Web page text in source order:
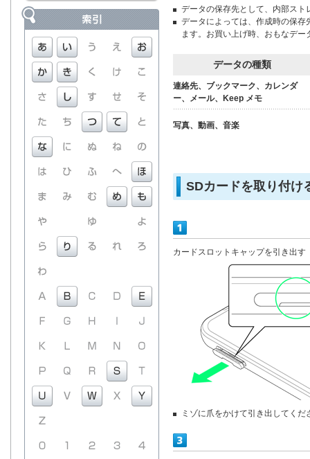
データの保存先として、内部ス
データによっては、作成時の保
ます。お買い上げ時、おもなデ
データの種類
連絡先、ブックマーク、カレンダ
ー、メール、Keep メモ
写真、動画、音楽
SDカードを取り付け
カードスロットキャップを引き出す
ミゾに爪をかけて引き出してくだ